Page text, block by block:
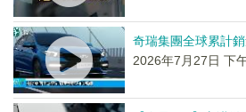
奇瑞集團全球累計
2026年7月27日 下